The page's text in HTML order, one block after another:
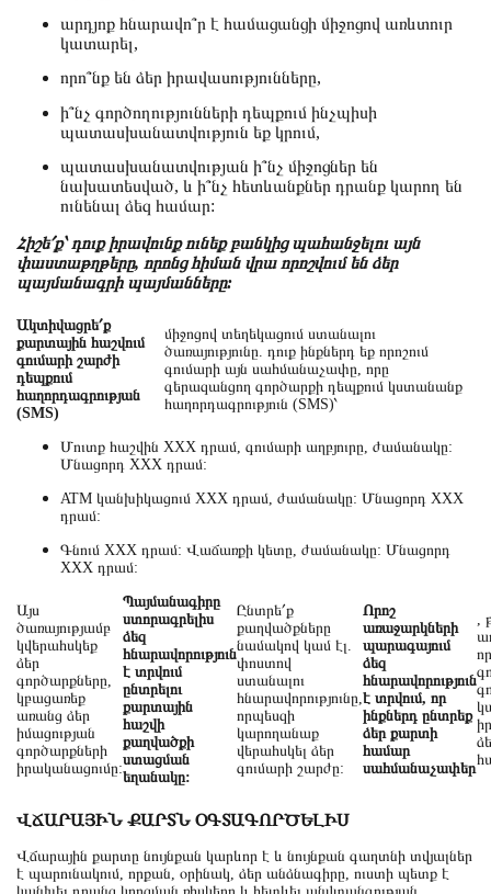
արդյոք հնարավո՞ր է համացանցի միջոցով առևտուր
կատարել,
որո՞նք են ձեր իրավասությունները,
ի՞նչ գործողությունների դեպքում ինչպիսի
պատասխանատվություն եք կրում,
պատասխանատվության ի՞նչ միջոցներ են
նախատեսված, և ի՞նչ հետևանքներ դրանք կարող են
ունենալ ձեզ համար:
Հիշե՛ք՝ դուք իրավունք ունեք բանկից պահանջելու այն
փաստաթղթերը, որոնց հիման վրա որոշվում են ձեր
պայմանագրի պայմանները:
Ակտիվացրե՛ք
քարտային հաշվում
գումարի շարժի
դեպքում
հաղորդագրության
(SMS)
միջոցով տեղեկացում ստանալու
ծառայությունը. դուք ինքներդ եք որոշում
գումարի այն սահմանաչափը, որը
գերազանցող գործարքի դեպքում կստանանք
հաղորդագրություն (SMS)՝
Մուտք հաշվին XXX դրամ, գումարի աղբյուրը, ժամանակը:
Մնացորդ XXX դրամ:
ATM կանխիկացում XXX դրամ, ժամանակը: Մնացորդ XXX
դրամ:
Գնում XXX դրամ: Վաճառքի կետը, ժամանակը: Մնացորդ
XXX դրամ:
Այս
ծառայությամբ
կվերահսկեք
ձեր
գործարքները,
կբացառեք
առանց ձեր
իմացության
գործարքների
իրականացումը:
Պայմանագիրը
ստորագրելիս
ձեզ
հնարավորություն
է տրվում
ընտրելու
քարտային
հաշվի
քաղվածքի
ստացման
եղանակը:
Ընտրե՛ք
քաղվածքները
նամակով կամ էլ.
փոստով
ստանալու
հնարավորությունը,
որպեսզի
կարողանաք
վերահսկել ձեր
գումարի շարժը:
Որոշ
առաջարկների
պարագայում
ձեզ
հնարավորություն
է տրվում, որ
ինքներդ ընտրեք
ձեր քարտի
համար
սահմանաչափեր
,
ՎՃԱՐԱՅԻՆ ՔԱՐՏՆ ՕԳՏԱԳՈՐԾԵԼԻՍ
Վճարային քարտը նույնքան կարևոր է և նույնքան գաղտնի տվյալներ
է պարունակում, որքան, օրինակ, ձեր անձնագիրը, ուստի պետք է